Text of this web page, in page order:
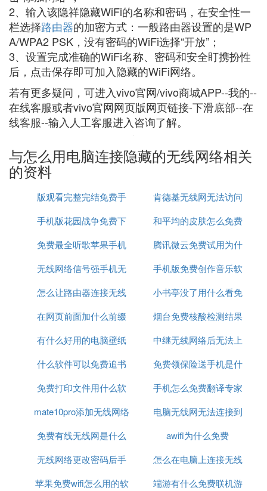
2、输入该隐祥隐藏WiFi的名称和密码，在安全性一
栏选择路由器的加密方式：一般路由器设置的是WP
A/WPA2 PSK，没有密码的WiFi选择“开放”；
3、设置完成准确的WiFi名称、密码和安全盯携扮性
后，点击保存即可加入隐藏的WiFi网络。
若有更多疑问，可进入vivo官网/vivo商城APP--我的--
在线客服或者vivo官网网页版网页链接-下滑底部--在
线客服--输入人工客服进入咨询了解。
与怎么用电脑连接隐藏的无线网络相关
的资料
版观看完整完结免费手
机在线
肯德基无线网无法访问
网络
手机版花园战争免费下
载视频
和平均的皮肤怎么免费
领取
免费最全听歌苹果手机
app推荐
腾讯微云免费试用为什
么扣费
无线网络信号强手机无
法连接
手机版免费创作音乐软
件
怎么让路由器连接无线
网络连接
小书亭没了用什么看免
费书
在网页前面加什么前缀
才能免费看
烟台免费核酸检测结果
怎么查询
有什么好用的电脑壁纸
免费
中继无线网络后无法上
网
什么软件可以免费追书
免费领保险送手机是什
么啊
免费打印文件用什么软
件
手机怎么免费翻译专家
mate10pro添加无线网络
电脑无线网无法连接到
这个网络是什么原因
免费有线无线网是什么
意思
awifi为什么免费
无线网络更改密码后手
机连接不上
怎么在电脑上连接无线
网络密码
苹果免费wifi怎么用的软
端游有什么免费联机游